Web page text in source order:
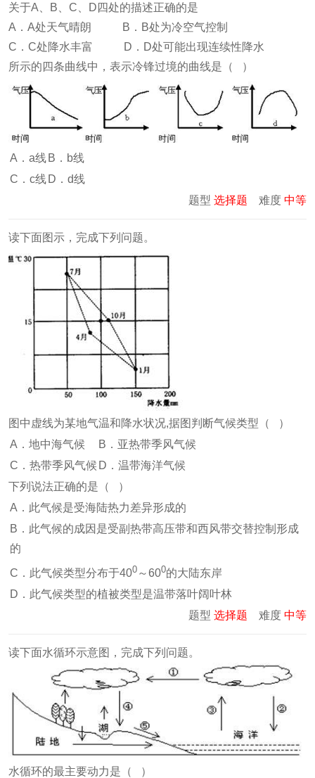
关于A、B、C、D四处的描述正确的是
A．A处天气晴朗 B．B处为冷空气控制
C．C处降水丰富 D．D处可能出现连续性降水
所示的四条曲线中，表示冷锋过境的曲线是（ ）
A．a线 B．b线
C．c线 D．d线
题型 选择题 难度 中等
读下面图示，完成下列问题。
图中虚线为某地气温和降水状况,据图判断气候类型（ ）
A．地中海气候
B．亚热带季风气候
C．热带季风气候 D．温带海洋气候
下列说法正确的是（ ）
A．此气候是受海陆热力差异形成的
B．此气候的成因是受副热带高压带和西风带交替控制形成
的
C．此气候类型分布于400 ～600的大陆东岸
D．此气候类型的植被类型是温带落叶阔叶林
题型 选择题 难度 中等
读下面水循环示意图，完成下列问题。
水循环的最主要动力是（ ）